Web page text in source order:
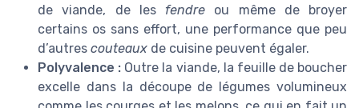
de viande, de les fendre ou même de broyer
certains os sans effort, une performance que peu
d’autres couteaux de cuisine peuvent égaler.
Polyvalence : Outre la viande, la feuille de boucher
excelle dans la découpe de légumes volumineux